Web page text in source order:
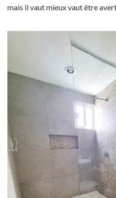
mais il vaut mieux vaut être